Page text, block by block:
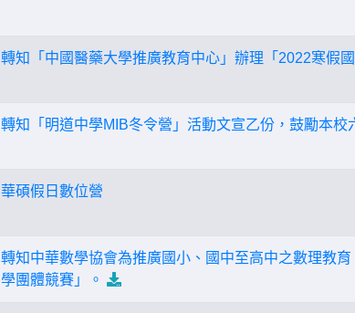
轉知「中國醫藥大學推廣教育中心」辦理「2022寒假
轉知「明道中學MIB冬令營」活動文宣乙份，鼓勵本校
華碩假日數位營
轉知中華數學協會為推廣國小、國中至高中之數理教
學團體競賽」。